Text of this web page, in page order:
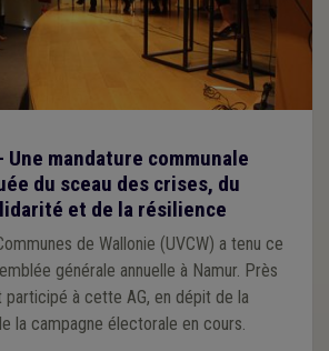
- Une mandature communale
du sceau des crises, du
et de la résilience
de Wallonie (UVCW) a tenu ce
générale annuelle à Namur. Près
participé à cette AG, en dépit de la
la campagne électorale en cours.